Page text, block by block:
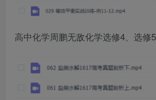
高中化学周鹏无敌化学选修4、选修